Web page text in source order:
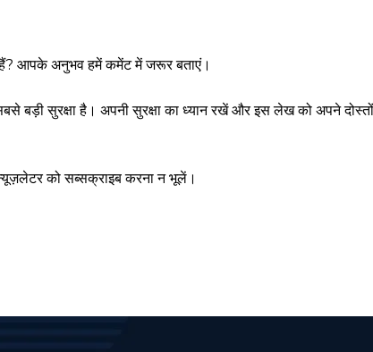
हैं? आपके अनुभव हमें कमेंट में जरूर बताएं।
बड़ी सुरक्षा है। अपनी सुरक्षा का ध्यान रखें और इस लेख को अपने
को सब्सक्राइब करना न भूलें।